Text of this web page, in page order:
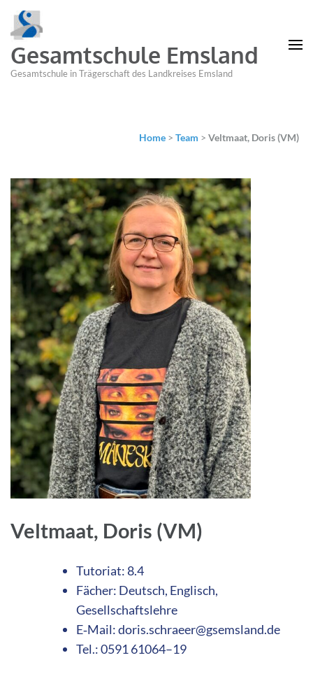
Gesamtschule Emsland
Gesamtschule in Trägerschaft des Landkreises Emsland
Home > Team > Veltmaat, Doris (VM)
Veltmaat, Doris (VM)
Tutoriat: 8.4
Fächer: Deutsch, Englisch,
Gesellschaftslehre
E‑Mail: doris.schraeer@gsemsland.de
Tel.: 0591 61064–19